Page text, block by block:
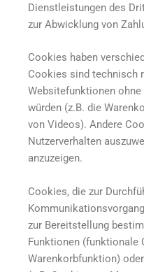
Dienstleistungen des
zur Abwicklung von
Cookies haben
Cookies sind technisch
Websitefunktionen
würden (z.B. die
von Videos). Andere
Nutzerverhalten
anzuzeigen.
Cookies, die zur
zur Bereitstellung
Funktionen (funktionale
Warenkorbfunktion)